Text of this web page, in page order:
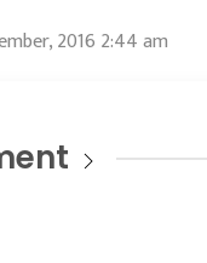
2016 2:44 am